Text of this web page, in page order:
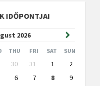
IDŐPONTJAI
2026
Next
Month
THU FRI SAT SUN
30 31 1
2
6 7 8
9